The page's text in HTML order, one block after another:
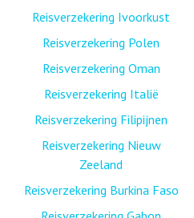
Reisverzekering Ivoorkust
Reisverzekering Polen
Reisverzekering Oman
Reisverzekering Italië
Reisverzekering Filipijnen
Reisverzekering Nieuw
Zeeland
Reisverzekering Burkina Faso